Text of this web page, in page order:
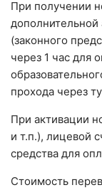
При получении
дополнительной
(законного
через 1 час для
прохода через
При активации
и т.п.), лицевой
средства для
Стоимость